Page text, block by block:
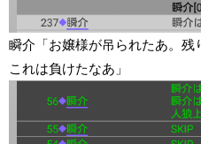
瞬介「お嬢様が吊られたあ。残
これは負けたなあ」